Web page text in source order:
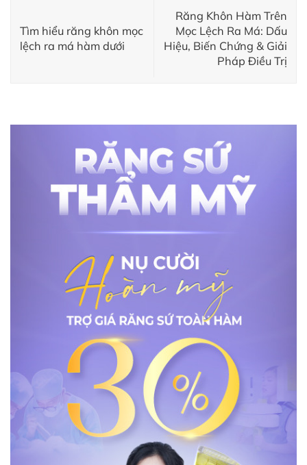
Tìm hiểu răng khôn mọc
lệch ra má hàm dưới
Răng Khôn Hàm Trên
Mọc Lệch Ra Má: Dấu
Hiệu, Biến Chứng & Giải
Pháp Điều Trị